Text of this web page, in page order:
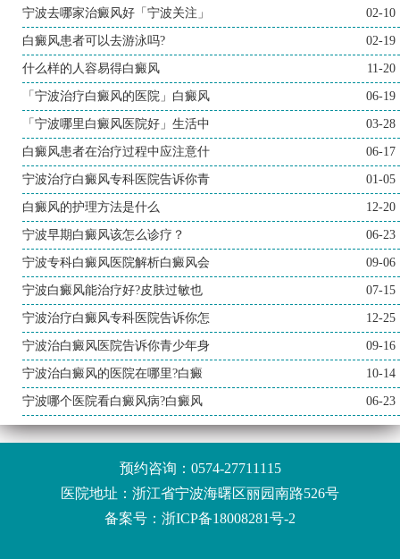
宁波去哪家治癜风好「宁波关注」 02-10
白癜风患者可以去游泳吗? 02-19
什么样的人容易得白癜风 11-20
「宁波治疗白癜风的医院」白癜风 06-19
「宁波哪里白癜风医院好」生活中 03-28
白癜风患者在治疗过程中应注意什 06-17
宁波治疗白癜风专科医院告诉你青 01-05
白癜风的护理方法是什么 12-20
宁波早期白癜风该怎么诊疗？ 06-23
宁波专科白癜风医院解析白癜风会 09-06
宁波白癜风能治疗好?皮肤过敏也 07-15
宁波治疗白癜风专科医院告诉你怎 12-25
宁波治白癜风医院告诉你青少年身 09-16
宁波治白癜风的医院在哪里?白癜 10-14
宁波哪个医院看白癜风病?白癜风 06-23
预约咨询： 0574-27711115
医院地址：浙江省宁波海曙区丽园南路526号
备案号： 浙ICP备18008281号-2